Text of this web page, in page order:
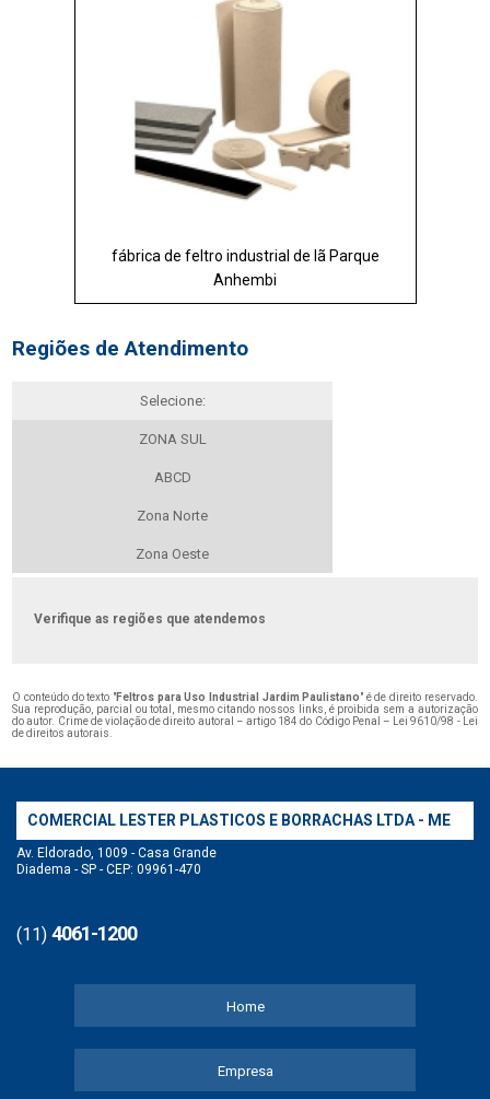
fábrica de feltro industrial de lã Parque
Anhembi
Regiões de Atendimento
Selecione:
ZONA SUL
ABCD
Zona Norte
Zona Oeste
Verifique as regiões que atendemos
O conteúdo do texto "Feltros para Uso Industrial Jardim Paulistano" é de direito reservado.
Sua reprodução, parcial ou total, mesmo citando nossos links, é proibida sem a autorização
do autor. Crime de violação de direito autoral – artigo 184 do Código Penal –
Lei 9610/98 - Lei
de direitos autorais
COMERCIAL LESTER PLASTICOS E BORRACHAS LTDA - ME
Av. Eldorado, 1009 - Casa Grande
Diadema - SP - CEP: 09961-470
(11) 4061-1200
Home
Empresa